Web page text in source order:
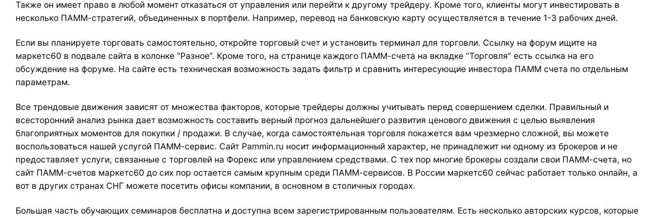
Также он имеет право в любой момент отказаться от управления или перейти к другому трейдеру. Кроме того, клиенты могут инвестировать в
несколько ПАММ-стратегий, объединенных в портфели. Например, перевод на банковскую карту осуществляется в течение 1-3 рабочих дней.
Если вы планируете торговать самостоятельно, откройте торговый счет и установить терминал для торговли. Ссылку на форум ищите на
маркетс60 в подвале сайта в колонке “Разное”. Кроме того, на странице каждого ПАММ-счета на вкладке “Торговля” есть ссылка на его
обсуждение на форуме. На сайте есть техническая возможность задать фильтр и сравнить интересующие инвестора ПАММ счета по отдельным
параметрам.
Все трендовые движения зависят от множества факторов, которые трейдеры должны учитывать перед совершением сделки. Правильный и
всесторонний анализ рынка дает возможность составить верный прогноз дальнейшего развития ценового движения с целью выявления
благоприятных моментов для покупки / продажи. В случае, когда самостоятельная торговля покажется вам чрезмерно сложной, вы можете
воспользоваться нашей услугой ПАММ-сервис. Сайт Pammin.ru носит информационный характер, не принадлежит ни одному из брокеров и не
предоставляет услуги, связанные с торговлей на Форекс или управлением средствами. С тех пор многие брокеры создали свои ПАММ-счета, но
сайт ПАММ-счетов маркетс60 до сих пор остается самым крупным среди ПАММ-сервисов. В России маркетс60 сейчас работает только онлайн, а
вот в других странах СНГ можете посетить офисы компании, в основном в столичных городах.
Большая часть обучающих семинаров бесплатна и доступна всем зарегистрированным пользователям. Есть несколько авторских курсов, которые